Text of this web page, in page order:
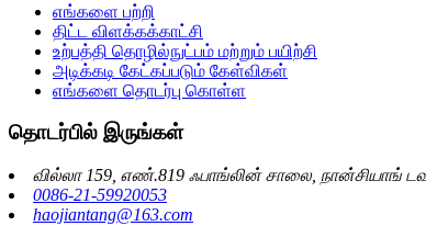
எங்களை பற்றி
திட்ட விளக்கக்காட்சி
உற்பத்தி தொழில்நுட்பம் மற்றும் பயிற்சி
அடிக்கடி கேட்கப்படும் கேள்விகள்
எங்களை தொடர்பு கொள்ள
தொடர்பில் இருங்கள்
வில்லா 159, எண்.819 ஃபாங்லின் சாலை, நான்சியாங்
0086-21-59920053
haojiantang@163.com